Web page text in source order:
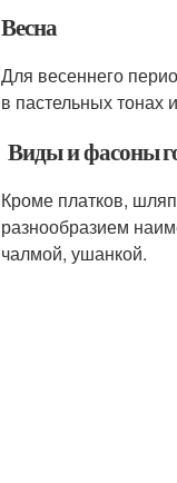
Весна
Для весеннего
в пастельных тонах
Виды и фасоны
Кроме платков,
разнообразием
чалмой, ушанкой.